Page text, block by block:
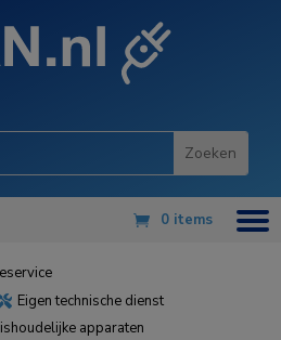
0 items
Eigen technische dienst
apparaten